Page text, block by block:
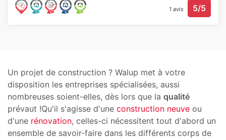
1 avis 5/5
Un projet de construction ? Walup met à votre
disposition les entreprises spécialisées, aussi
nombreuses soient-elles, dès lors que la qualité
prévaut !Qu'il s'agisse d'une construction neuve ou
d'une rénovation, celles-ci nécessitent tout d'abord un
ensemble de savoir-faire dans les différents corps de